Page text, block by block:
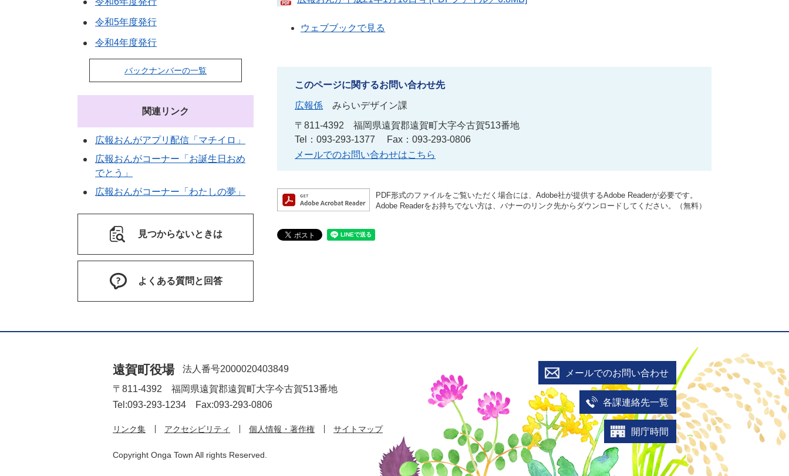
ウェブブックで見る
このページに関するお問い合わせ先
広報係
みらいデザイン課
〒811-4392
福岡県遠賀郡遠賀町大字今古賀513番地
Tel：093-293-1377
Fax：093-293-0806
メールでのお問い合わせはこちら
PDF形式のファイルをご覧いただく場合には、Adobe社が提供するAdobe Readerが必要です。
Adobe Readerをお持ちでない方は、バナーのリンク先からダウンロードしてください。（無料）
令和5年度発行
令和4年度発行
バックナンバーの一覧
関連リンク
広報おんがアプリ配信「マチイロ」
広報おんがコーナー「お誕生日おめ
でとう」
広報おんがコーナー「わたしの夢」
見つからないときは
よくある質問と回答
遠賀町役場
法人番号2000020403849
〒811-4392 福岡県遠賀郡遠賀町大字今古賀513番地
Tel:093-293-1234 Fax:093-293-0806
リンク集 アクセシビリティ 個人情報・著作権 サイトマップ
メールでのお問い合わせ
各課連絡先一覧
開庁時間
Copyright Onga Town All rights Reserved.